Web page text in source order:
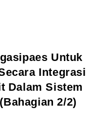
Untuk
Integrasi
Dalam Sistem
2/2)